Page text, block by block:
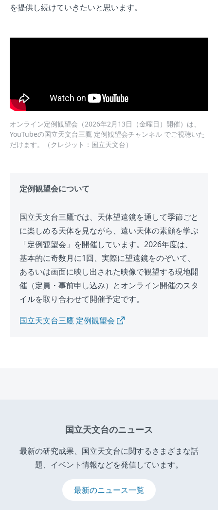
を提供し続けていきたいと思います。
オンライン定例観望会（2026年2月13日（金曜日）開催）は、
YouTubeの国立天文台三鷹 定例観望会チャンネル でご視聴いた
だけます。（クレジット：国立天文台）
定例観望会について
国立天文台三鷹では、天体望遠鏡を通して季節ごと
に楽しめる天体を見ながら、遠い天体の素顔を学ぶ
「定例観望会」を開催しています。2026年度は、
基本的に奇数月に1回、実際に望遠鏡をのぞいて、
あるいは画面に映し出された映像で観望する現地開
催（定員・事前申し込み）とオンライン開催のスタ
イルを取り合わせて開催予定です。
国立天文台三鷹 定例観望会
国立天文台のニュース
最新の研究成果、国立天文台に関するさまざまな話
題、イベント情報などを発信しています。
最新のニュース一覧